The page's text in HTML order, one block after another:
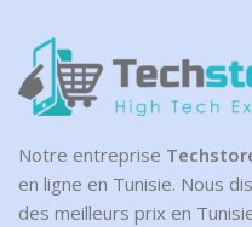
Notre entreprise
en ligne en Tunisie. Nous
des meilleurs prix en